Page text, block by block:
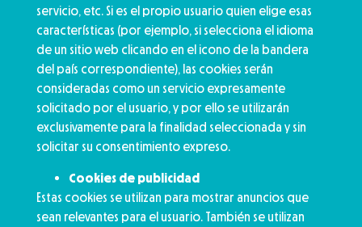
servicio, etc. Si es el propio usuario quien elige esas
características (por ejemplo, si selecciona el idioma
de un sitio web clicando en el icono de la bandera
del país correspondiente), las cookies serán
consideradas como un servicio expresamente
solicitado por el usuario, y por ello se utilizarán
exclusivamente para la finalidad seleccionada y sin
solicitar su consentimiento expreso.
Cookies de publicidad
Estas cookies se utilizan para mostrar anuncios que
sean relevantes para el usuario. También se utilizan